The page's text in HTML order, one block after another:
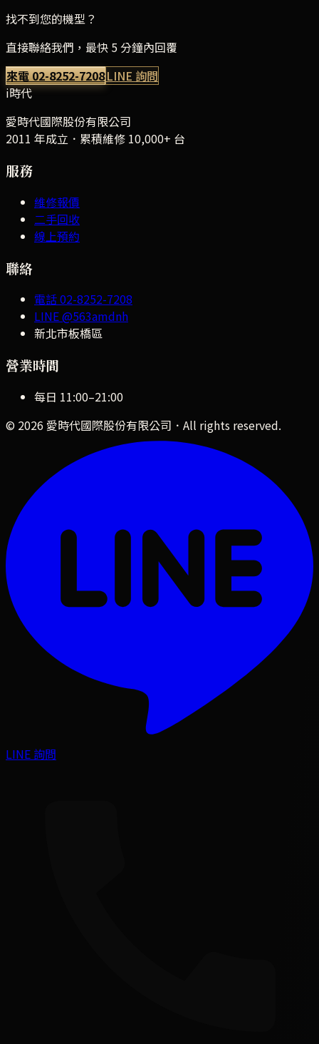
找不到您的機型？
直接聯絡我們，最快 5 分鐘內回覆
來電02-8252-7208LINE 詢問
i時代
愛時代國際股份有限公司
2011 年成立．累積維修 10,000+ 台
服務
維修報價
二手回收
線上預約
聯絡
電話02-8252-7208
LINE@563amdnh
新北市板橋區
營業時間
每日 11:00–21:00
© 2026 愛時代國際股份有限公司 ．All rights reserved.
LINE 詢問